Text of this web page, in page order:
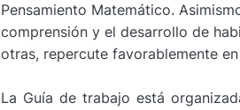
Pensamiento Matemático.
comprensión y el desarrollo de
otras, repercute favorablemente
La Guía de trabajo está